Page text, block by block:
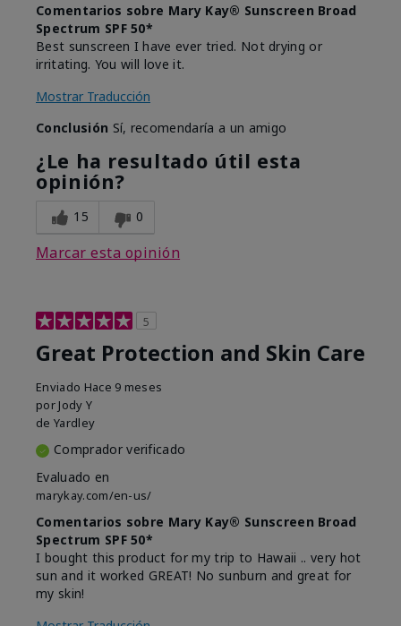
Comentarios sobre Mary Kay® Sunscreen Broad
Spectrum SPF 50*
Best sunscreen I have ever tried. Not drying or
irritating. You will love it.
Mostrar Traducción
Conclusión Sí, recomendaría a un amigo
¿Le ha resultado útil esta
opinión?
15 0
Marcar esta opinión
5
Great Protection and Skin Care
Enviado Hace 9 meses
por Jody Y
de Yardley
Comprador verificado
Evaluado en
marykay.com/en-us/
Comentarios sobre Mary Kay® Sunscreen Broad
Spectrum SPF 50*
I bought this product for my trip to Hawaii .. very hot
sun and it worked GREAT! No sunburn and great for
my skin!